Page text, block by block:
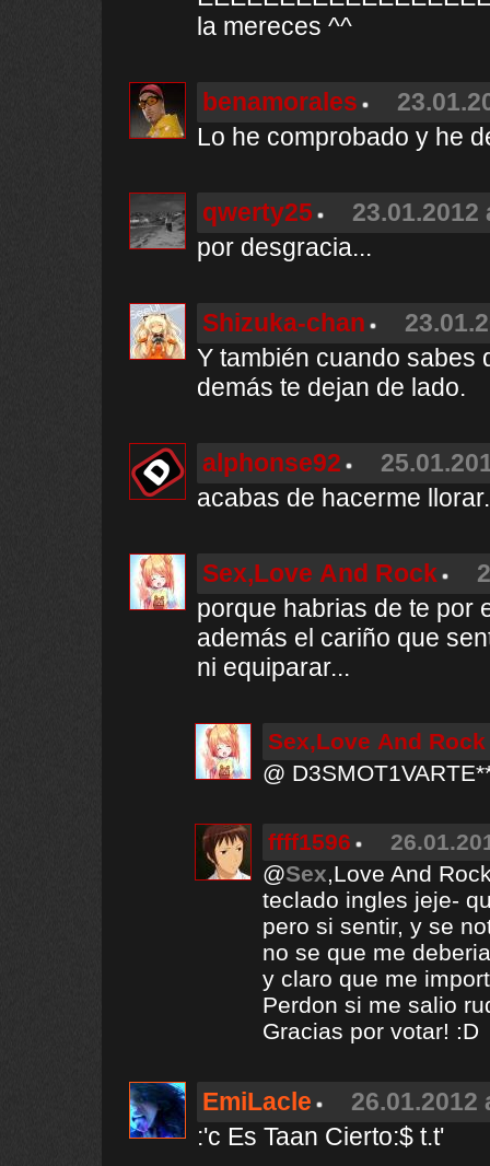
la mereces ^^
benamorales
Lo he comprobado y he
qwerty25
23.01.2012
por desgracia...
Shizuka-chan
Y también cuando sabes
demás te dejan de lado.
alphonse92
acabas de hacerme
Sex,Love And Rock
porque habrias de te por
además el cariño que
ni equiparar...
Sex,Love And Rock
@
ffff1596
@Sex,Love And
teclado ingles jeje-
pero si sentir, y se
no se que me
y claro que me
Perdon si me salio
Gracias por votar! :D
EmiLacle
26.01.2012
:'c Es Taan Cierto:$ t.t'